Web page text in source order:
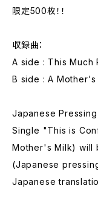
限定500枚！！
収録曲：
A side : This Much
B side : A Mother's
Japanese
Single "This is
Mother's Milk) will
(Japanese
Japanese